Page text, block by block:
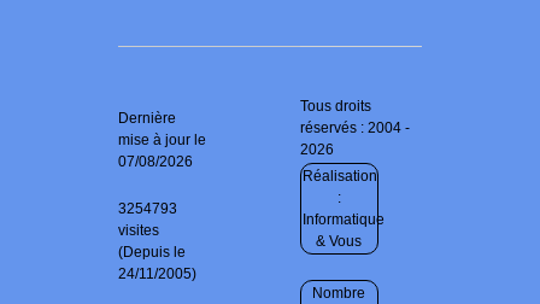
Dernière
mise à jour le
07/08/2026
3254793
visites
(Depuis le
24/11/2005)
Tous droits
réservés : 2004 -
2026
Réalisation
:
Informatique
& Vous
Nombre